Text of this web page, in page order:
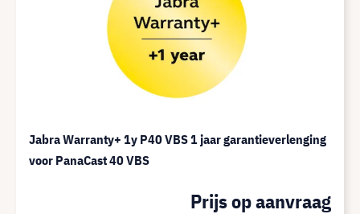
Jabra Warranty+ 1y P40 VBS 1 jaar garantieverlenging
voor PanaCast 40 VBS
Prijs op aanvraag